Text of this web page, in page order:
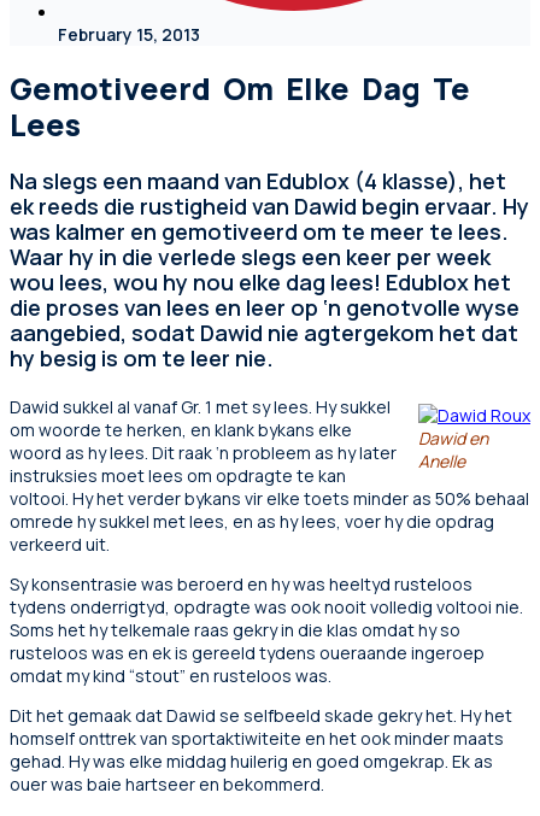
February 15, 2013
Gemotiveerd Om Elke Dag Te
Lees
Na slegs een maand van Edublox (4 klasse), het
ek reeds die rustigheid van Dawid begin ervaar. Hy
was kalmer en gemotiveerd om te meer te lees.
Waar hy in die verlede slegs een keer per week
wou lees, wou hy nou elke dag lees! Edublox het
die proses van lees en leer op ‘n genotvolle wyse
aangebied, sodat Dawid nie agtergekom het dat
hy besig is om te leer nie.
Dawid en
Anelle
Dawid sukkel al vanaf Gr. 1 met sy lees. Hy sukkel
om woorde te herken, en klank bykans elke
woord as hy lees. Dit raak ‘n probleem as hy later
instruksies moet lees om opdragte te kan
voltooi. Hy het verder bykans vir elke toets minder as 50% behaal
omrede hy sukkel met lees, en as hy lees, voer hy die opdrag
verkeerd uit.
Sy konsentrasie was beroerd en hy was heeltyd rusteloos
tydens onderrigtyd, opdragte was ook nooit volledig voltooi nie.
Soms het hy telkemale raas gekry in die klas omdat hy so
rusteloos was en ek is gereeld tydens oueraande ingeroep
omdat my kind “stout” en rusteloos was.
Dit het gemaak dat Dawid se selfbeeld skade gekry het. Hy het
homself onttrek van sportaktiwiteite en het ook minder maats
gehad. Hy was elke middag huilerig en goed omgekrap. Ek as
ouer was baie hartseer en bekommerd.